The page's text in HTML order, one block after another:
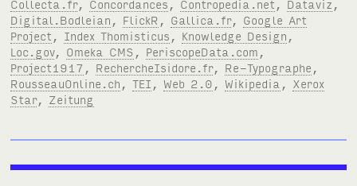
Collecta.fr, Concordances , Contropedia.net , Dataviz ,
Digital.Bodleian , FlickR , Gallica.fr, Google Art
Project , Index Thomisticus , Knowledge Design ,
Loc.gov, Omeka CMS , PeriscopeData.com ,
Project1917 , RechercheIsidore.fr, Re-Typographe ,
RousseauOnline.ch ,TEI ,Web 2.0 ,Wikipedia , Xerox
Star, Zeitung